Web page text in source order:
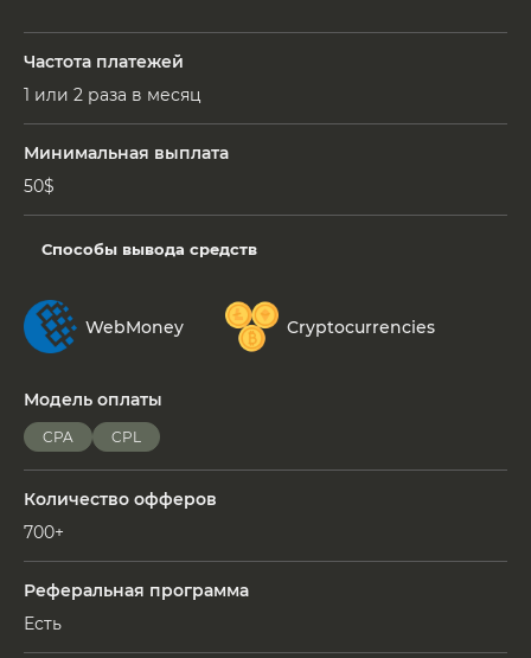
Частота платежей
1 или 2 раза в месяц
Минимальная выплата
50$
Способы вывода средств
WebMoney Cryptocurrencies
Модель оплаты
CPA CPL
Количество офферов
700+
Реферальная программа
Есть